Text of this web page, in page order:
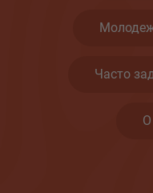
Часто